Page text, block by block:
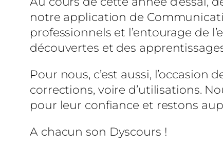
notre application de
professionnels et l’entourage de
découvertes et des
Pour nous, c’est aussi,
corrections, voire d’utilisations.
pour leur confiance et restons
A chacun son Dyscours !